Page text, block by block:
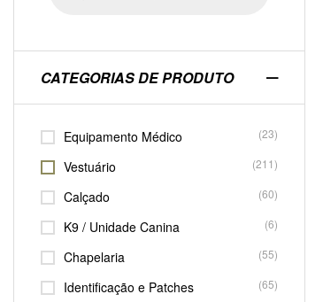
CATEGORIAS DE PRODUTO
Equipamento Médico (23)
Vestuário (211)
Calçado (60)
K9 / Unidade Canina (6)
Chapelaria (55)
Identificação e Patches (65)